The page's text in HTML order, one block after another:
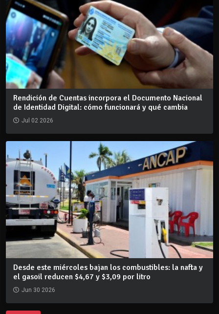
Rendición de Cuentas incorpora el Documento Nacional
de Identidad Digital: cómo funcionará y qué cambia
Jul 02 2026
Desde este miércoles bajan los combustibles: la nafta y
el gasoil reducen $4,67 y $3,09 por litro
Jun 30 2026